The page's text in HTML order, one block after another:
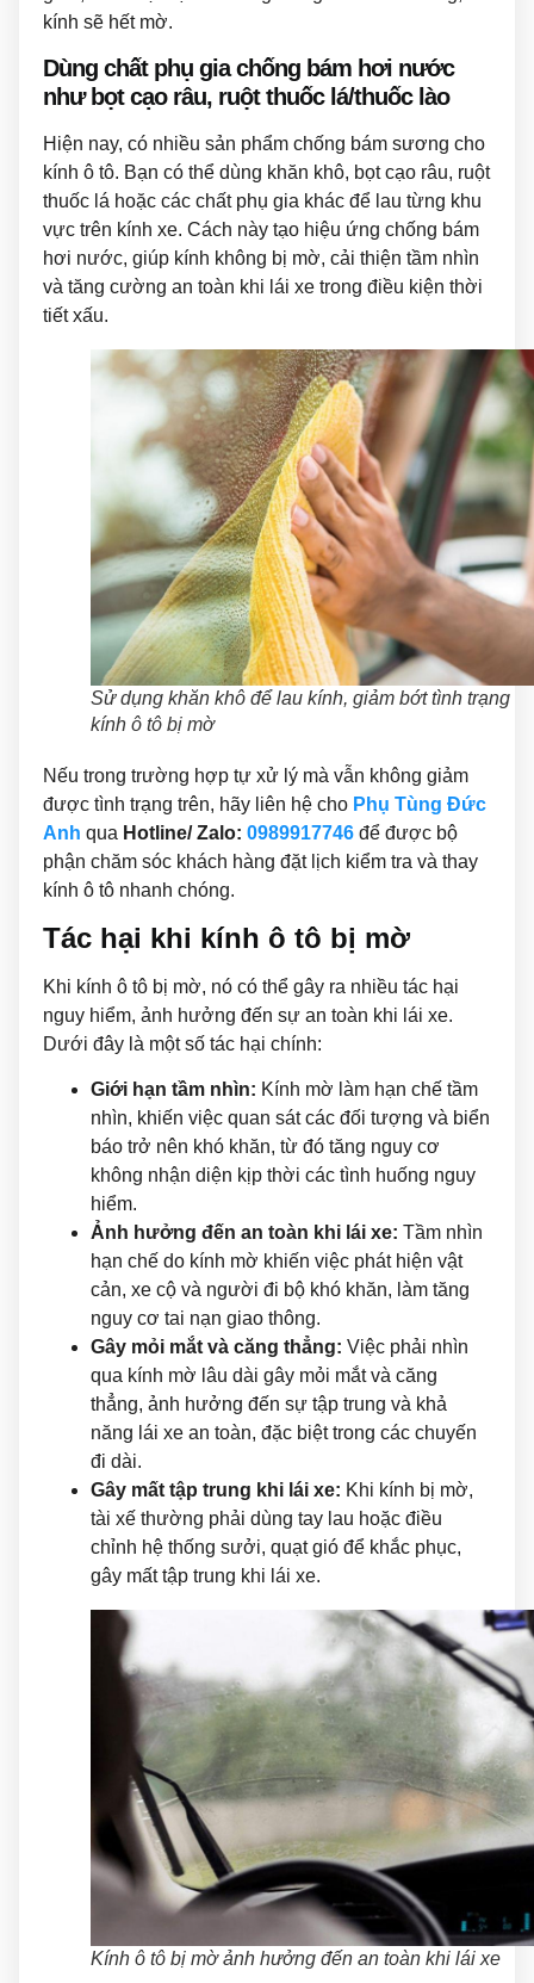
kính sẽ hết mờ.
Dùng chất phụ gia chống bám hơi nước
như bọt cạo râu, ruột thuốc lá/thuốc lào
Hiện nay, có nhiều sản phẩm chống bám sương cho
kính ô tô. Bạn có thể dùng khăn khô, bọt cạo râu, ruột
thuốc lá hoặc các chất phụ gia khác để lau từng khu
vực trên kính xe. Cách này tạo hiệu ứng chống bám
hơi nước, giúp kính không bị mờ, cải thiện tầm nhìn
và tăng cường an toàn khi lái xe trong điều kiện thời
tiết xấu.
Sử dụng khăn khô để lau kính, giảm bớt tình trạng
kính ô tô bị mờ
Nếu trong trường hợp tự xử lý mà vẫn không giảm
được tình trạng trên, hãy liên hệ cho Phụ Tùng Đức
Anh qua Hotline/ Zalo: 0989917746 để được bộ
phận chăm sóc khách hàng đặt lịch kiểm tra và thay
kính ô tô nhanh chóng.
Tác hại khi kính ô tô bị mờ
Khi kính ô tô bị mờ, nó có thể gây ra nhiều tác hại
nguy hiểm, ảnh hưởng đến sự an toàn khi lái xe.
Dưới đây là một số tác hại chính:
Giới hạn tầm nhìn: Kính mờ làm hạn chế tầm
nhìn, khiến việc quan sát các đối tượng và biển
báo trở nên khó khăn, từ đó tăng nguy cơ
không nhận diện kịp thời các tình huống nguy
hiểm.
Ảnh hưởng đến an toàn khi lái xe: Tầm nhìn
hạn chế do kính mờ khiến việc phát hiện vật
cản, xe cộ và người đi bộ khó khăn, làm tăng
nguy cơ tai nạn giao thông.
Gây mỏi mắt và căng thẳng: Việc phải nhìn
qua kính mờ lâu dài gây mỏi mắt và căng
thẳng, ảnh hưởng đến sự tập trung và khả
năng lái xe an toàn, đặc biệt trong các chuyến
đi dài.
Gây mất tập trung khi lái xe: Khi kính bị mờ,
tài xế thường phải dùng tay lau hoặc điều
chỉnh hệ thống sưởi, quạt gió để khắc phục,
gây mất tập trung khi lái xe.
Kính ô tô bị mờ ảnh hưởng đến an toàn khi lái xe